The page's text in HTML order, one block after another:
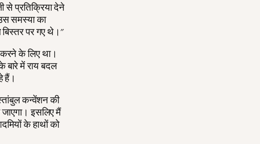
से प्रतिक्रिया देने
समस्या का
पर गए थे।"
के लिए था।
बारे में राय बदल
हैं।
कन्वेंशन की
जाएगा। इसलिए मैं
के हाथों को